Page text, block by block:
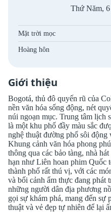
Thứ Năm,
Mặt trời mọc
Hoàng hôn
Giới thiệu
Bogotá, thủ đô quyến rũ của
nền văn hóa sống động, nét
núi ngoạn mục. Trung tâm lịch
là một khu phố đầy màu sắc
nghệ thuật đường phố sôi động
Khung cảnh văn hóa phong
thông qua các bảo tàng, nhà
hạn như Liên hoan phim Quốc
thành phố rất thú vị, với các
và bối cảnh ẩm thực đang phát
những người dân địa phương
gọi sự khám phá, mang đến sự
thuật và vẻ đẹp tự nhiên để lại